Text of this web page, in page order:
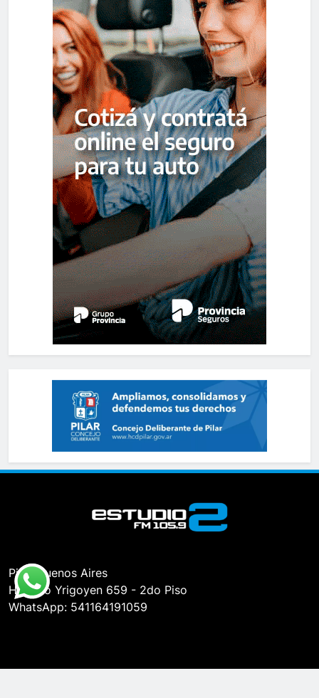
Pilar, Buenos Aires
Hipólito Yrigoyen 659 - 2do Piso
WhatsApp: 541164191059